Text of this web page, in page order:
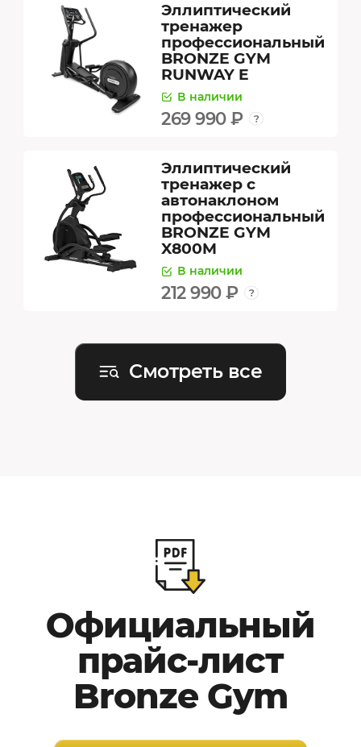
Эллиптический
тренажер
профессиональный
BRONZE GYM
RUNWAY E
В наличии
269 990 ₽
Эллиптический
тренажер с
автонаклоном
профессиональный
BRONZE GYM
X800M
В наличии
212 990 ₽
Смотреть все
Официальный
прайс-лист
Bronze Gym